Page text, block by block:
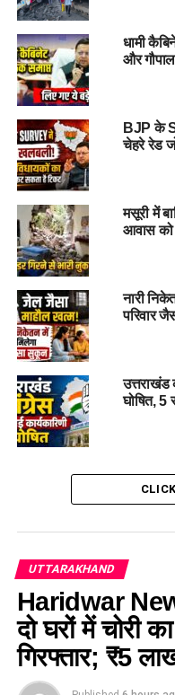
मुख्यमंत्री पुष्कर सिंह धामीने
ऑपरेशन में जुटी हैं। कल 130
हेलीकॉप्टर तैयार हैं और जैसे ही
जाएगा।”
धामी ने बताया कि 10
कार्यों में लगे हुए हैं। देहरादून
कर रहा है। इलाके में बिजली
जिससे राहत कार्यों में भी
प्रधानमंत्री नरेंद्र मोदी ने भी
मैं प्रधानमंत्री मोदी जी का
बनाए हुए हैं।”
चुकी है। बिजली और संचार
धामी
और
BJP के
चेहरे रेड
मसूरी में
आवास को
नारी
परिवार
उत्तराखंड
घोषित, 5
UTTARAKHAND
Haridwar
दो घरों में चोरी
गिरफ्तार; ₹5